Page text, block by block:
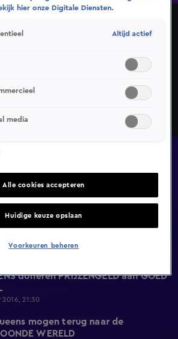
naar de BEWOONDE WERELD
jungle overleefd en vliegen terug
staat hun nog een opdracht te
uitgeven.
BELEVEN een WILDE NACHT!
2016, 21:30
doneren PRIJZENGELD aan GOED
2016, 21:30
mogen terug naar de
WERELD
hier onze Digitale Diensten.
Altijd actief
media
Alle cookies accepteren
Huidige keuze opslaan
Voorkeuren beheren